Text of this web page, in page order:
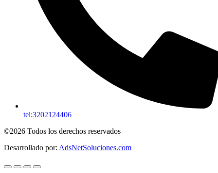
tel:3202124406
©2026 Todos los derechos reservados
Desarrollado por: AdsNetSoluciones.com